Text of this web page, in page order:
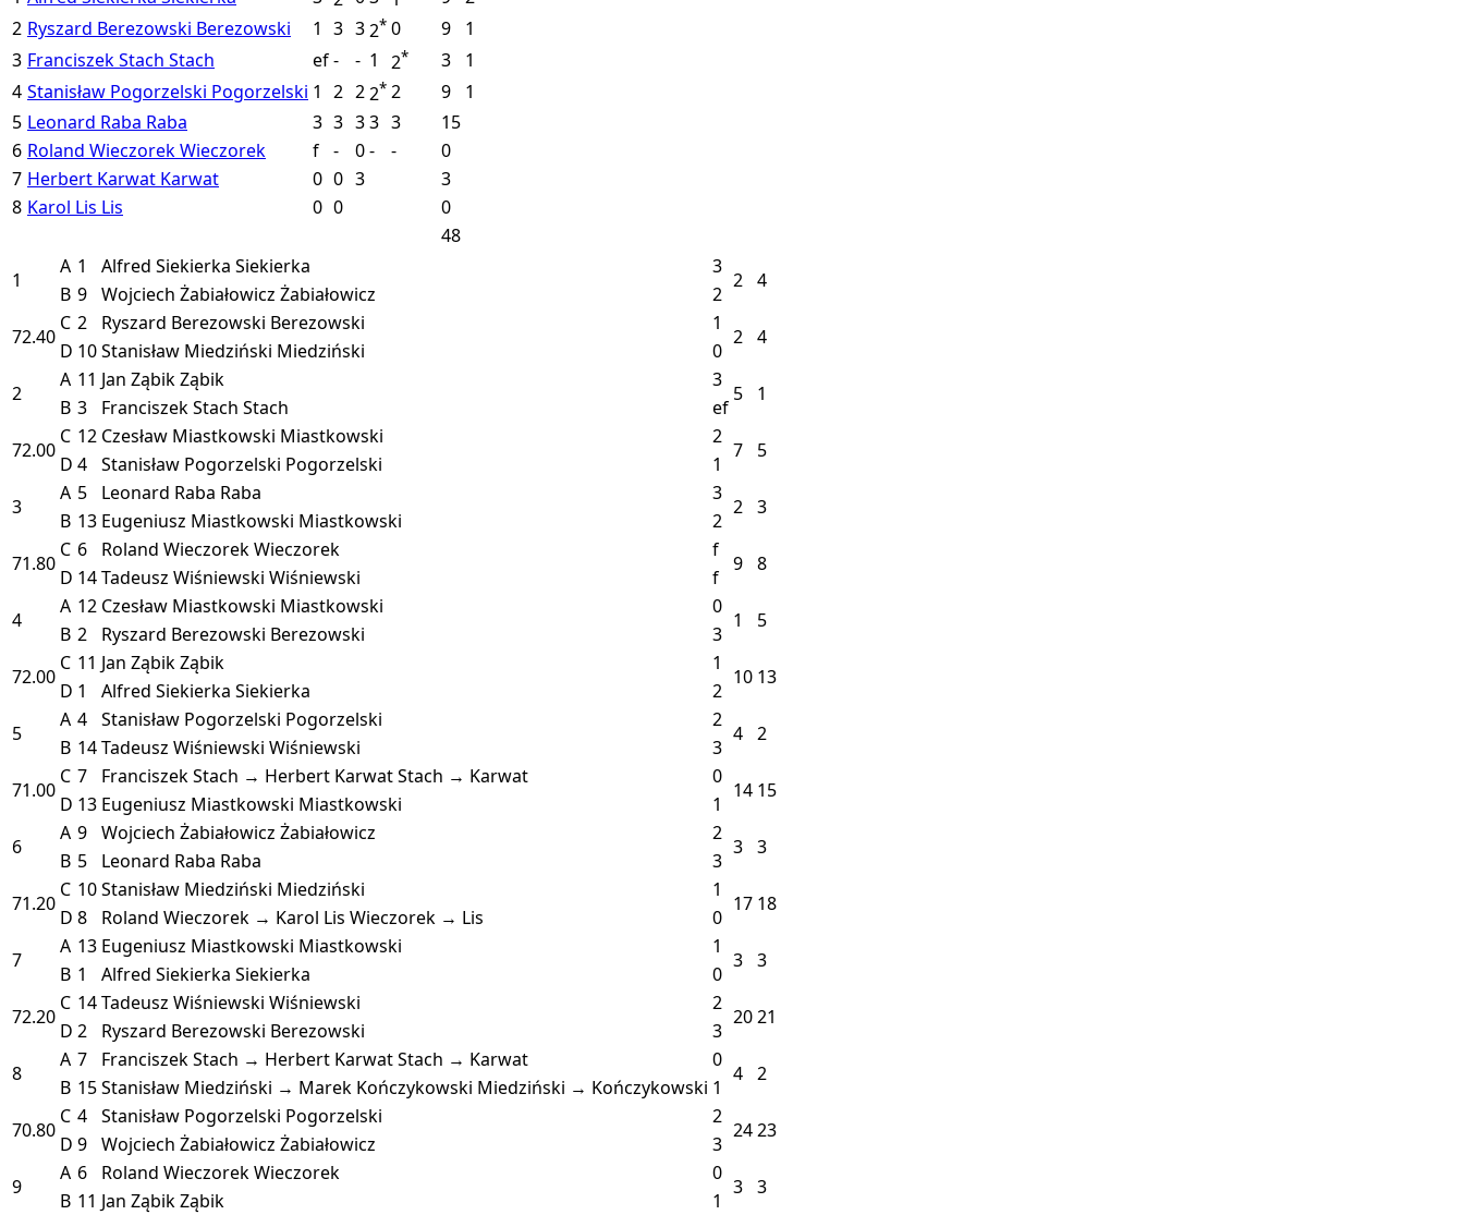
2 Ryszard Berezowski Berezowski 1 3 32* 0 9
1
3 Franciszek Stach Stach ef- - 1 2* 3
1
4 Stanisław Pogorzelski Pogorzelski 1 2 22* 2 9
1
5 Leonard Raba Raba 3 3 33 3
15
6 Roland WieczorekWieczorek f - 0- -
0
7 Herbert Karwat Karwat 0 0 3
3
8 Karol Lis Lis 0 0
0
48
1
A 1 Alfred Siekierka Siekierka 3
2 4
B 9 Wojciech Żabiałowicz Żabiałowicz
2
72.40
C 2 Ryszard Berezowski Berezowski 1
2 4
D 10Stanisław Miedziński Miedziński
0
2
A 11 Jan ZąbikZąbik 3
5 1
B 3 Franciszek Stach Stach
ef
72.00
C 12 Czesław Miastkowski Miastkowski 2
7 5
D 4 Stanisław Pogorzelski Pogorzelski
1
3
A 5 Leonard Raba Raba 3
2 3
B 13 Eugeniusz Miastkowski Miastkowski
2
71.80
C 6 Roland WieczorekWieczorek f
9 8
D 14Tadeusz Wiśniewski Wiśniewski
f
4
A 12 Czesław Miastkowski Miastkowski 0
1 5
B 2 Ryszard Berezowski Berezowski
3
72.00
C 11 Jan ZąbikZąbik 1
10 13
D 1 Alfred Siekierka Siekierka
2
5
A 4 Stanisław Pogorzelski Pogorzelski 2
4 2
B 14Tadeusz Wiśniewski Wiśniewski
3
71.00
C 7 Franciszek Stach → Herbert KarwatStach → Karwat 0
14 15
D 13 Eugeniusz Miastkowski Miastkowski
1
6
A 9 Wojciech Żabiałowicz Żabiałowicz 2
3 3
B 5 Leonard Raba Raba
3
71.20
C 10Stanisław Miedziński Miedziński 1
17 18
D 8 Roland Wieczorek → Karol Lis Wieczorek → Lis
0
7
A 13 Eugeniusz Miastkowski Miastkowski 1
3 3
B 1 Alfred Siekierka Siekierka
0
72.20
C 14Tadeusz Wiśniewski Wiśniewski 2
2021
D 2 Ryszard Berezowski Berezowski
3
8
A 7 Franciszek Stach → Herbert KarwatStach → Karwat 0
4 2
B 15Stanisław Miedziński → Marek Kończykowski Miedziński → Kończykowski 1
70.80
C 4 Stanisław Pogorzelski Pogorzelski 2
2423
D 9 Wojciech Żabiałowicz Żabiałowicz
3
9
A 6 Roland WieczorekWieczorek 0
3 3
B 11 Jan ZąbikZąbik
1